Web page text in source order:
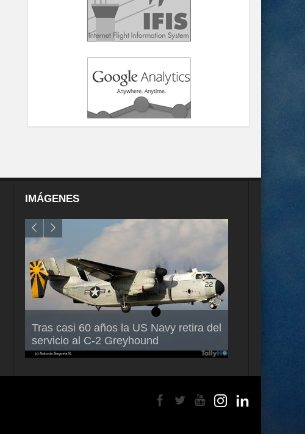
IMÁGENES
Tras casi 60 años la US Navy retira del
servicio al C-2 Greyhound
Air France-KLM anuncia a Guilhem
Mallet como nuevo Director General
para América Latina